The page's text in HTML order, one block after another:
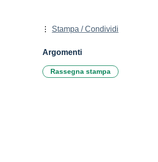
Stampa / Condividi
Argomenti
Rassegna stampa